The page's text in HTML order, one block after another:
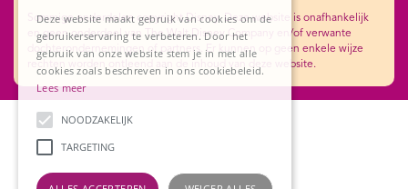
Sommige onderdelen copyright Disney. Deze website is onafhankelijk
en geen onderdeel van The Walt Disney Company en/of verwante
dochterondernemingen of partners. Er kunnen op geen enkele wijze
rechten worden ontleend aan de inhoud van deze website.
Deze website maakt gebruik van cookies om de
gebruikerservaring te verbeteren. Door het
gebruik van onze website stem je in met alle
cookies zoals beschreven in ons cookiebeleid.
Lees meer
NOODZAKELIJK
TARGETING